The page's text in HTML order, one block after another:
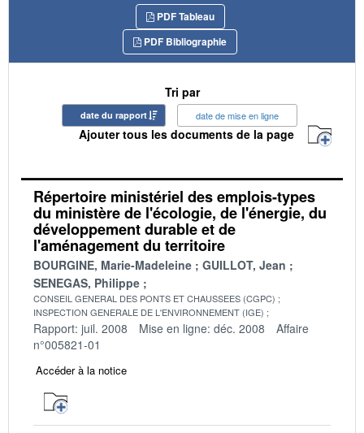
PDF Tableau
PDF Bibliographie
Tri par
date du rapport date de mise en ligne
Ajouter tous les documents de la page
Répertoire ministériel des emplois-types
du ministère de l'écologie, de l'énergie, du
développement durable et de
l'aménagement du territoire
BOURGINE, Marie-Madeleine
GUILLOT, Jean
SENEGAS, Philippe
CONSEIL GENERAL DES PONTS ET CHAUSSEES (CGPC)
INSPECTION GENERALE DE L'ENVIRONNEMENT (IGE)
Rapport: juil. 2008 Mise en ligne: déc. 2008
Affaire
n°005821-01
Accéder à la notice